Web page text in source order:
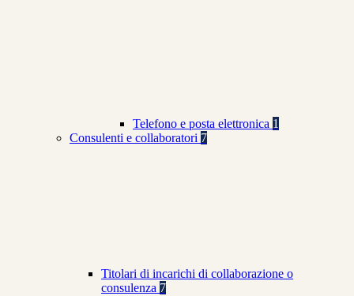
Telefono e posta elettronica 1
Consulenti e collaboratori 7
Titolari di incarichi di collaborazione o
consulenza 7